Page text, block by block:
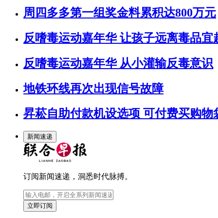
周四多多第一组奖金料累积达800万元
反嗜毒运动嘉年华 让孩子远离毒品宜
反嗜毒运动嘉年华 从小灌输反毒意识
地铁环线再次出现信号故障
昇菘自助付款机设选项 可付费买购物
新闻速递
订阅新闻速递，洞悉时代脉搏。
立即订阅